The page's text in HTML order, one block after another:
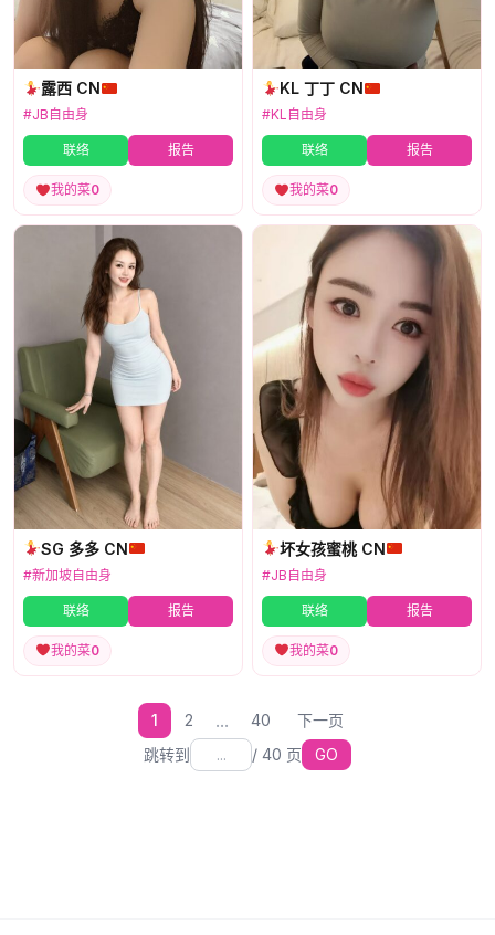
露西 CN
#JB自由身
联络 报告
我的菜0
KL 丁丁 CN
#KL自由身
联络 报告
我的菜0
SG 多多 CN
#新加坡自由身
联络 报告
我的菜0
坏女孩蜜桃 CN
#JB自由身
联络 报告
我的菜0
1 2 ... 40
下一页
跳转到
/ 40 页 GO